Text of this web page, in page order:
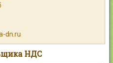
dn.ru
НДС